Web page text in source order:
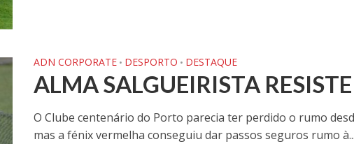
ADN CORPORATE • DESPORTO • DESTAQUE
ALMA SALGUEIRISTA RESISTE
O Clube centenário do Porto parecia ter perdido o rumo
mas a fénix vermelha conseguiu dar passos seguros rumo à...